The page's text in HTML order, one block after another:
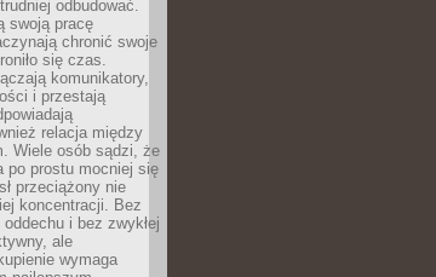
odbudować.
swoją pracę
chronić swoje
się czas.
komunikatory,
i przestają
relacja między
Wiele osób sądzi, że
po prostu mocniej się
przeciążony nie
koncentracji. Bez
i bez zwykłej
ale
wymaga